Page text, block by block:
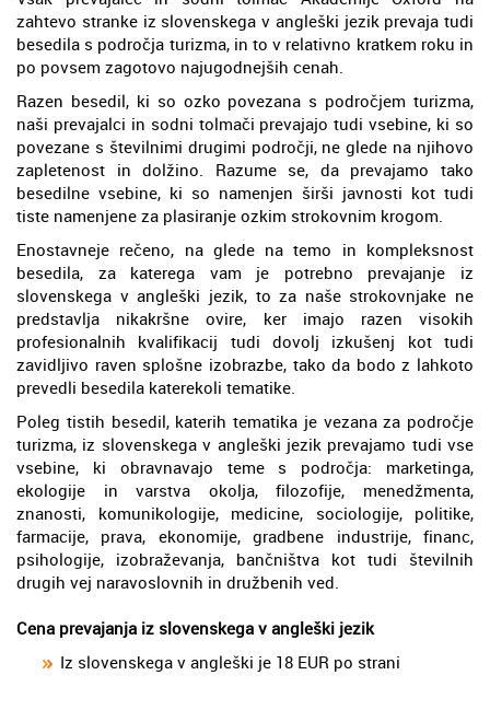
zahtevo stranke iz slovenskega v angleški jezik prevaja tudi
besedila s področja turizma, in to v relativno kratkem roku in
po povsem zagotovo najugodnejših cenah.
Razen besedil, ki so ozko povezana s področjem turizma,
naši prevajalci in sodni tolmači prevajajo tudi vsebine, ki so
povezane s številnimi drugimi področji, ne glede na njihovo
zapletenost in dolžino. Razume se, da prevajamo tako
besedilne vsebine, ki so namenjen širši javnosti kot tudi
tiste namenjene za plasiranje ozkim strokovnim krogom.
Enostavneje rečeno, na glede na temo in kompleksnost
besedila, za katerega vam je potrebno prevajanje iz
slovenskega v angleški jezik, to za naše strokovnjake ne
predstavlja nikakršne ovire, ker imajo razen visokih
profesionalnih kvalifikacij tudi dovolj izkušenj kot tudi
zavidljivo raven splošne izobrazbe, tako da bodo z lahkoto
prevedli besedila katerekoli tematike.
Poleg tistih besedil, katerih tematika je vezana za področje
turizma, iz slovenskega v angleški jezik prevajamo tudi vse
vsebine, ki obravnavajo teme s področja: marketinga,
ekologije in varstva okolja, filozofije, menedžmenta,
znanosti, komunikologije, medicine, sociologije, politike,
farmacije, prava, ekonomije, gradbene industrije, financ,
psihologije, izobraževanja, bančništva kot tudi številnih
drugih vej naravoslovnih in družbenih ved.
Cena prevajanja iz slovenskega v angleški jezik
Iz slovenskega v angleški je 18 EUR po strani